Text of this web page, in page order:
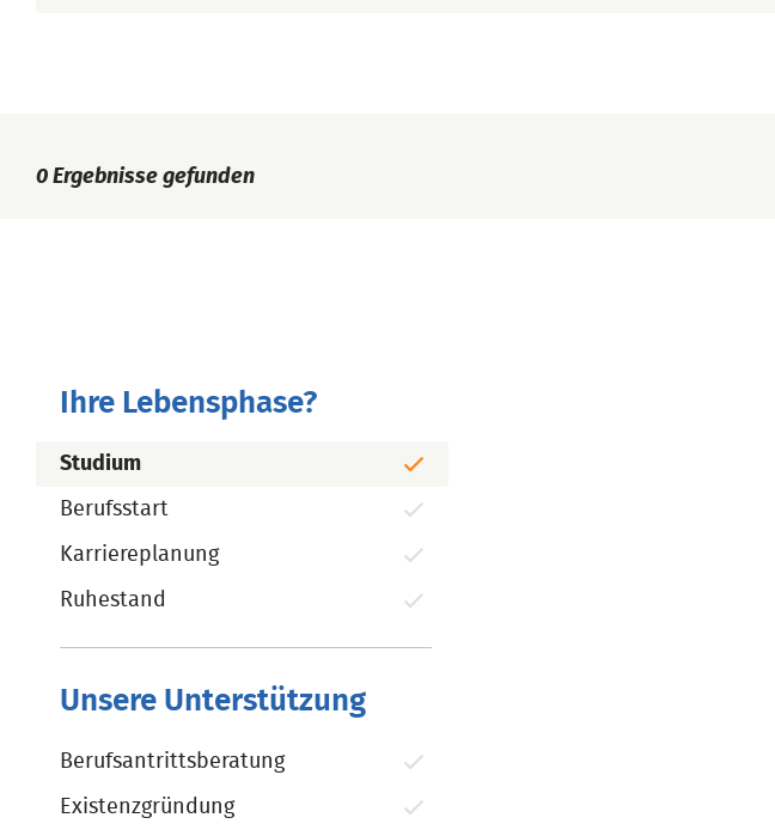
0 Ergebnisse gefunden
Ihre Lebensphase?
Studium
Berufsstart
Karriereplanung
Ruhestand
Unsere Unterstützung
Berufsantrittsberatung
Existenzgründung